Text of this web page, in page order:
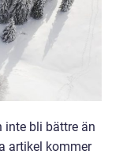
inte bli bättre än
artikel kommer